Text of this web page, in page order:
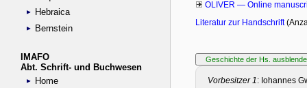
Hebraica
Bernstein
IMAFO
Abt. Schrift- und Buchwesen
Home